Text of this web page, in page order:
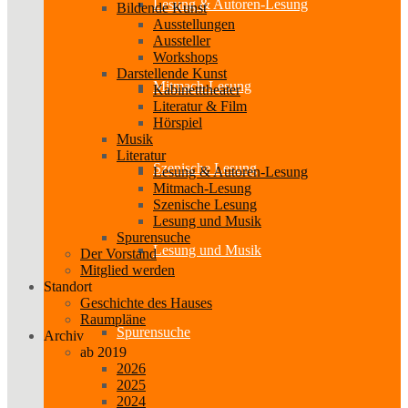
Lesung & Autoren-Lesung
Mitmach-Lesung
Szenische Lesung
Lesung und Musik
Spurensuche
Bildende Kunst
Ausstellungen
Aussteller
Workshops
Darstellende Kunst
Kabinetttheater
Literatur & Film
Hörspiel
Musik
Literatur
Lesung & Autoren-Lesung
Mitmach-Lesung
Szenische Lesung
Lesung und Musik
Spurensuche
Der Vorstand
Mitglied werden
Standort
Geschichte des Hauses
Raumpläne
Archiv
ab 2019
2026
2025
2024